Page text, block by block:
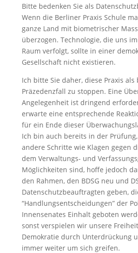
Bitte bedenken Sie als
Wenn die Berliner Praxis Schule
ganze Land mit biometrischer
überzogen. Technologie, die uns
Raum verfolgt, sollte in einer
Gesellschaft nicht existieren.
Ich bitte Sie daher, diese Praxis
Präzedenzfall zu stoppen. Eine
Angelegenheit ist dringend
erwarte eine entsprechende
für ein Ende dieser
Ich bin auch bereits in der
andere Schritte wie Klagen gegen
dem Verwaltungs- und
Möglichkeiten sind, hoffe jedoch
den Rahmen, den BDSG neu und
Datenschutzbeauftragten geben,
“Handlungsentscheidungen” der
Innensenates Einhalt geboten
sonst verspielen wir unsere
Demokratie durch Unterdrückung
immer weiter um sich greifen.